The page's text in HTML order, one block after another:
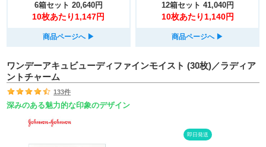
6箱セット 20,640円
10枚あたり1,147円
商品ページへ ▶︎
12箱セット 41,040円
10枚あたり1,140円
商品ページへ ▶︎
ワンデーアキュビューディファインモイスト (30枚)／ラディア
ントチャーム
133件
深みのある魅力的な印象のデザイン
即日発送